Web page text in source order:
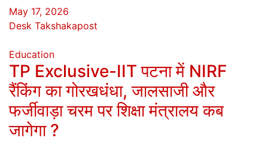
May 17, 2026
Desk Takshakapost
Education
TP Exclusive-IIT पटना में NIRF
रैंकिंग का गोरखधंधा, जालसाजी और
फर्जीवाड़ा चरम पर शिक्षा मंत्रालय कब
जागेगा ?